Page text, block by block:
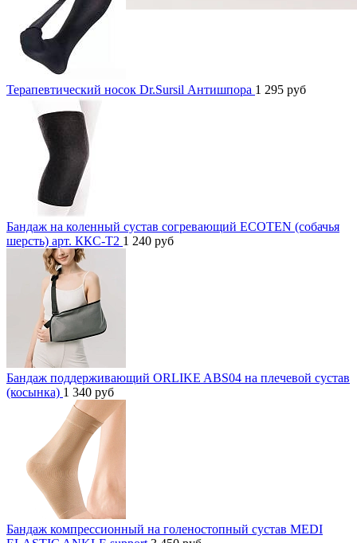
Терапевтический носок Dr.Sursil Антишпора 1 295 руб
Бандаж на коленный сустав согревающий ECOTEN (собачья
шерсть) арт. ККС-Т2 1 240 руб
Бандаж поддерживающий ORLIKE ABS04 на плечевой сустав
(косынка) 1 340 руб
Бандаж компрессионный на голеностопный сустав MEDI